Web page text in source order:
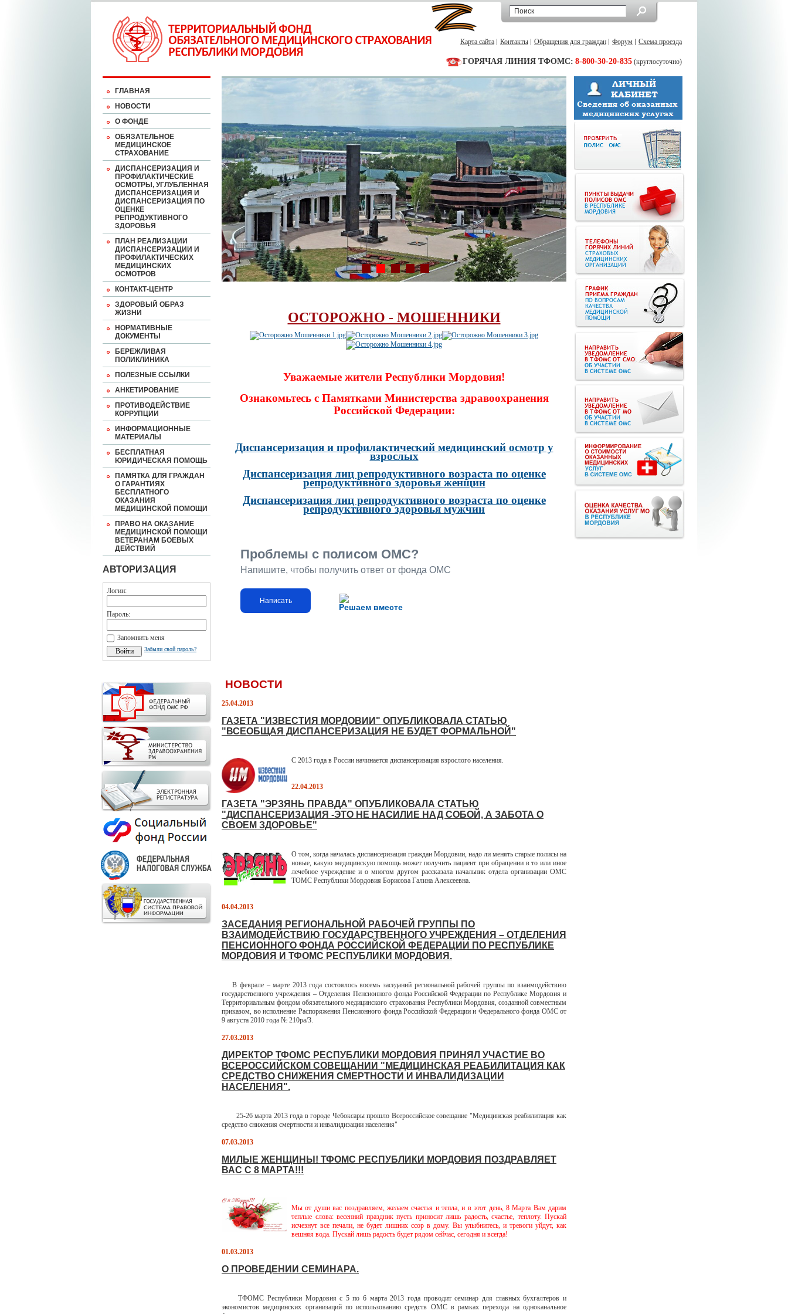
Карта сайта Контакты Обращения для граждан Форум Схема проезда
ГОРЯЧАЯ ЛИНИЯ ТФОМС: 8-800-30-20-835 (круглосуточно)
ГЛАВНАЯ
НОВОСТИ
О ФОНДЕ
ОБЯЗАТЕЛЬНОЕ
МЕДИЦИНСКОЕ
СТРАХОВАНИЕ
ДИСПАНСЕРИЗАЦИЯ И
ПРОФИЛАКТИЧЕСКИЕ
ОСМОТРЫ, УГЛУБЛЕННАЯ
ДИСПАНСЕРИЗАЦИЯ И
ДИСПАНСЕРИЗАЦИЯ ПО
ОЦЕНКЕ
РЕПРОДУКТИВНОГО
ЗДОРОВЬЯ
ПЛАН РЕАЛИЗАЦИИ
ДИСПАНСЕРИЗАЦИИ И
ПРОФИЛАКТИЧЕСКИХ
МЕДИЦИНСКИХ
ОСМОТРОВ
КОНТАКТ-ЦЕНТР
ЗДОРОВЫЙ ОБРАЗ
ЖИЗНИ
НОРМАТИВНЫЕ
ДОКУМЕНТЫ
БЕРЕЖЛИВАЯ
ПОЛИКЛИНИКА
ПОЛЕЗНЫЕ ССЫЛКИ
АНКЕТИРОВАНИЕ
ПРОТИВОДЕЙСТВИЕ
КОРРУПЦИИ
ИНФОРМАЦИОННЫЕ
МАТЕРИАЛЫ
БЕСПЛАТНАЯ
ЮРИДИЧЕСКАЯ ПОМОЩЬ
ПАМЯТКА ДЛЯ ГРАЖДАН
О ГАРАНТИЯХ
БЕСПЛАТНОГО
ОКАЗАНИЯ
МЕДИЦИНСКОЙ ПОМОЩИ
ПРАВО НА ОКАЗАНИЕ
МЕДИЦИНСКОЙ ПОМОЩИ
ВЕТЕРАНАМ БОЕВЫХ
ДЕЙСТВИЙ
АВТОРИЗАЦИЯ
Логин:
Пароль:
Запомнить меня
Забыли свой пароль?
ОСТОРОЖНО - МОШЕННИКИ
Уважаемые жители Республики Мордовия!
Ознакомьтесь с Памятками Министерства здравоохранения
Российской Федерации:
Диспансеризация и профилактический медицинский осмотр у
взрослых
Диспансеризация лиц репродуктивного возраста по оценке
репродуктивного здоровья женщин
Диспансеризация лиц репродуктивного возраста по оценке
репродуктивного здоровья мужчин
Решаем вместе
Проблемы с полисом ОМС?
Напишите, чтобы получить ответ от фонда ОМС
Написать
НОВОСТИ
25.04.2013
ГАЗЕТА "ИЗВЕСТИЯ МОРДОВИИ" ОПУБЛИКОВАЛА СТАТЬЮ
"ВСЕОБЩАЯ ДИСПАНСЕРИЗАЦИЯ НЕ БУДЕТ ФОРМАЛЬНОЙ"
С 2013 года в России начинается диспансеризация взрослого населения.
22.04.2013
ГАЗЕТА "ЭРЗЯНЬ ПРАВДА" ОПУБЛИКОВАЛА СТАТЬЮ
"ДИСПАНСЕРИЗАЦИЯ -ЭТО НЕ НАСИЛИЕ НАД СОБОЙ, А ЗАБОТА О
СВОЕМ ЗДОРОВЬЕ"
О том, когда началась диспансеризация граждан Мордовии, надо ли менять старые полисы на
новые, какую медицинскую помощь может получить пациент при обращении в то или иное
лечебное учреждение и о многом другом рассказала начальник отдела организации ОМС
ТОМС Республики Мордовия Борисова Галина Алексеевна.
04.04.2013
ЗАСЕДАНИЯ РЕГИОНАЛЬНОЙ РАБОЧЕЙ ГРУППЫ ПО
ВЗАИМОДЕЙСТВИЮ ГОСУДАРСТВЕННОГО УЧРЕЖДЕНИЯ – ОТДЕЛЕНИЯ
ПЕНСИОННОГО ФОНДА РОССИЙСКОЙ ФЕДЕРАЦИИ ПО РЕСПУБЛИКЕ
МОРДОВИЯ И ТФОМС РЕСПУБЛИКИ МОРДОВИЯ.
В феврале – марте 2013 года состоялось восемь заседаний региональной рабочей группы по взаимодействию
государственного учреждения – Отделения Пенсионного фонда Российской Федерации по Республике Мордовия и
Территориальным фондом обязательного медицинского страхования Республики Мордовия, созданной совместным
приказом, во исполнение Распоряжения Пенсионного фонда Российской Федерации и Федерального фонда ОМС от
9 августа 2010 года № 210ра/3.
27.03.2013
ДИРЕКТОР ТФОМС РЕСПУБЛИКИ МОРДОВИЯ ПРИНЯЛ УЧАСТИЕ ВО
ВСЕРОССИЙСКОМ СОВЕЩАНИИ "МЕДИЦИНСКАЯ РЕАБИЛИТАЦИЯ КАК
СРЕДСТВО СНИЖЕНИЯ СМЕРТНОСТИ И ИНВАЛИДИЗАЦИИ
НАСЕЛЕНИЯ".
25-26 марта 2013 года в городе Чебоксары прошло Всероссийское совещание "Медицинская реабилитация как
средство снижения смертности и инвалидизации населения"
07.03.2013
МИЛЫЕ ЖЕНЩИНЫ! ТФОМС РЕСПУБЛИКИ МОРДОВИЯ ПОЗДРАВЛЯЕТ
ВАС С 8 МАРТА!!!
Мы от души вас поздравляем, желаем счастья и тепла, и в этот день, 8 Марта Вам дарим
теплые слова: весенний праздник пусть приносит лишь радость, счастье, теплоту. Пускай
исчезнут все печали, не будет лишних ссор в дому. Вы улыбнитесь, и тревоги уйдут, как
вешняя вода. Пускай лишь радость будет рядом сейчас, сегодня и всегда!
01.03.2013
О ПРОВЕДЕНИИ СЕМИНАРА.
ТФОМС Республики Мордовия с 5 по 6 марта 2013 года проводит семинар для главных бухгалтеров и
экономистов медицинских организаций по использованию средств ОМС в рамках перехода на одноканальное